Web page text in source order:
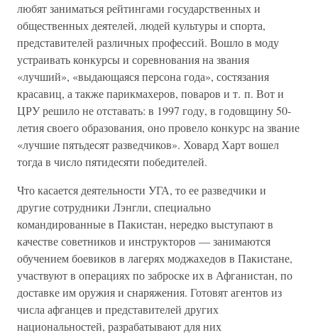
любят заниматься рейтингами государственных и
общественных деятелей, людей культуры и спорта,
представителей различных профессий. Вошло в моду
устраивать конкурсы и соревнования на звания
«лучший», «выдающаяся персона года», состязания
красавиц, а также парикмахеров, поваров и т. п. Вот и
ЦРУ решило не отставать: в 1997 году, в годовщину 50-
летия своего образования, оно провело конкурс на звание
«лучшие пятьдесят разведчиков». Ховард Харт вошел
тогда в число пятидесяти победителей.
Что касается деятельности УГА, то ее разведчики и
другие сотрудники Лэнгли, специально
командированные в Пакистан, нередко выступают в
качестве советников и инструкторов — занимаются
обучением боевиков в лагерях моджахедов в Пакистане,
участвуют в операциях по заброске их в Афганистан, по
доставке им оружия и снаряжения. Готовят агентов из
числа афганцев и представителей других
национальностей, разрабатывают для них